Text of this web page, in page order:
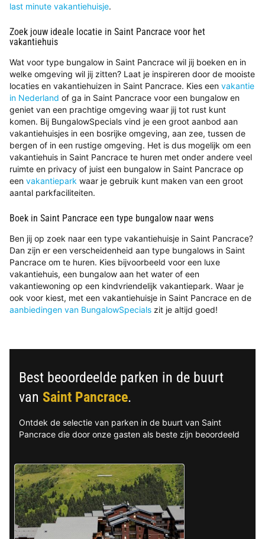
last minute vakantiehuisje.
Zoek jouw ideale locatie in Saint Pancrace voor het
vakantiehuis
Wat voor type bungalow in Saint Pancrace wil jij boeken en in
welke omgeving wil jij zitten? Laat je inspireren door de mooiste
locaties en vakantiehuizen in Saint Pancrace. Kies een vakantie
in Nederland of ga in Saint Pancrace voor een bungalow en
geniet van een prachtige omgeving waar jij tot rust kunt
komen. Bij BungalowSpecials vind je een groot aanbod aan
vakantiehuisjes in een bosrijke omgeving, aan zee, tussen de
bergen of in een rustige omgeving. Het is dus mogelijk om een
vakantiehuis in Saint Pancrace te huren met onder andere veel
ruimte en privacy of juist een bungalow in Saint Pancrace op
een vakantiepark waar je gebruik kunt maken van een groot
aantal parkfaciliteiten.
Boek in Saint Pancrace een type bungalow naar wens
Ben jij op zoek naar een type vakantiehuisje in Saint Pancrace?
Dan zijn er een verscheidenheid aan type bungalows in Saint
Pancrace om te huren. Kies bijvoorbeeld voor een luxe
vakantiehuis, een bungalow aan het water of een
vakantiewoning op een kindvriendelijk vakantiepark. Waar je
ook voor kiest, met een vakantiehuisje in Saint Pancrace en de
aanbiedingen van BungalowSpecials zit je altijd goed!
Best beoordeelde parken in de buurt
van Saint Pancrace.
Ontdek de selectie van parken in de buurt van Saint
Pancrace die door onze gasten als beste zijn beoordeeld